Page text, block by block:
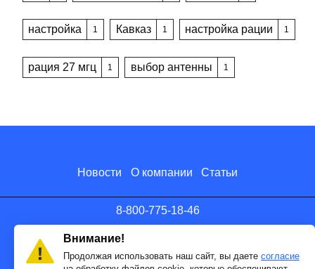
настройка 1 Кавказ 1 настройка рации 1
рация 27 мгц 1 выбор антенны 1
Новости О компании Статьи
8-800-775-18-46
info@antenna.ru
Внимание!
Продолжая использовать наш сайт, вы даете согласие